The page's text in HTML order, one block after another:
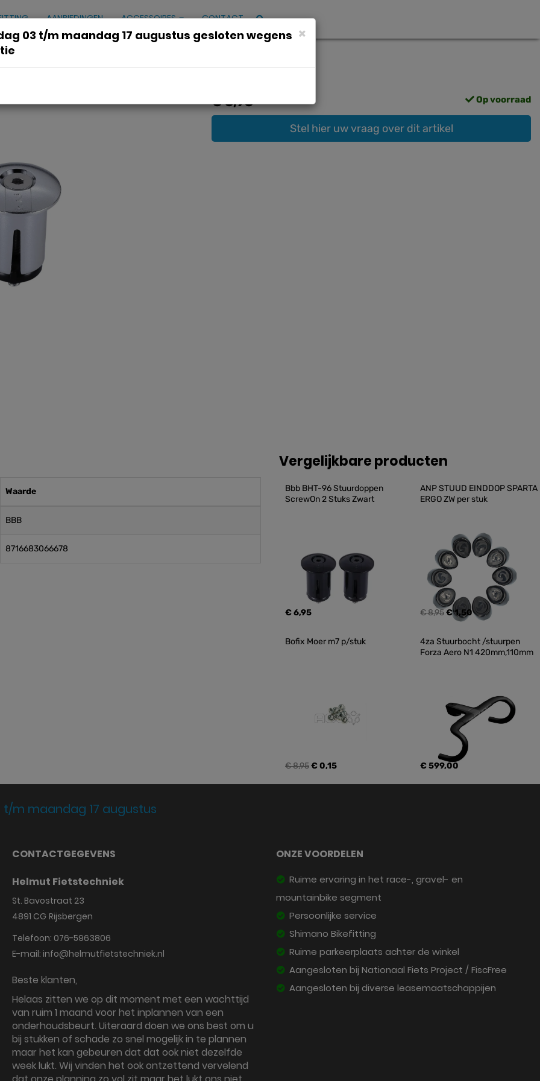
AANBIEDINGEN ACCESSOIRES CONTACT
2 Stuks Chroom
€ 6,95 Op voorraad
Stel hier uw vraag over dit artikel
Waarde
BBB
8716683066678
Vergelijkbare producten
Bbb BHT-96 Stuurdoppen
ScrewOn 2 Stuks Zwart
€ 6,95
ANP STUUD EINDDOP SPARTA
ERGO ZW per stuk
€ 8,95€ 1,50
Bofix Moer m7 p/stuk
€ 8,95€ 0,15
4za Stuurbocht /stuurpen
Forza Aero N1 420mm,110mm
€ 599,00
m maandag 17 augustus
CONTACTGEGEVENS
Helmut Fietstechniek
St. Bavostraat 23
4891 CG Rijsbergen
Telefoon: 076-5963806
E-mail: info@helmutfietstechniek.nl
Beste klanten,
Helaas zitten we op dit moment met een wachttijd
van ruim 1 maand voor het inplannen van een
onderhoudsbeurt. Uiteraard doen we ons best om u
bij stukken of schade zo snel mogelijk in te plannen
maar het kan gebeuren dat dat ook niet dezelfde
week lukt. Wij vinden het ook ontzettend vervelend
ONZE VOORDELEN
Ruime ervaring in het race-, gravel- en
mountainbike segment
Persoonlijke service
Shimano Bikefitting
Ruime parkeerplaats achter de winkel
Aangesloten bij Nationaal Fiets Project / FiscFree
Aangesloten bij diverse leasemaatschappijen
×
03 t/m maandag 17 augustus gesloten wegens